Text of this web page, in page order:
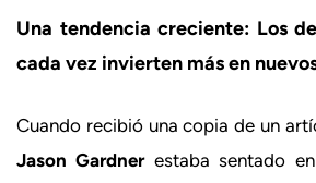
Una tendencia creciente: Los
cada vez invierten más en
Cuando recibió una copia de un
Jason Gardnerestaba sentado